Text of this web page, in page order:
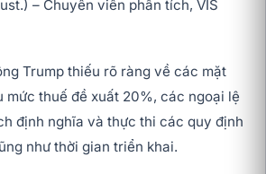
– Chuyên viên phân tích, VIS
Trump thiếu rõ ràng về các mặt
mức thuế đề xuất 20%, các ngoại lệ
định nghĩa và thực thi các quy định
như thời gian triển khai.